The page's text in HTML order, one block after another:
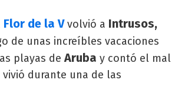
Flor de la Vvolvió a Intrusos,
de unas increíbles vacaciones
playas deAruba y contó el mal
durante una de las